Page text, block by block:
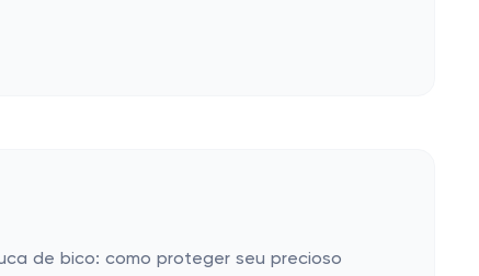
de bico: como proteger seu precioso